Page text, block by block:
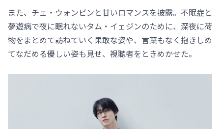
また、チェ・ウォンビンと甘いロマンスを披露。不眠症と
夢遊病で夜に眠れないタム・イェジンのために、深夜に荷
物をまとめて訪ねていく果敢な姿や、言葉もなく抱きしめ
てなだめる優しい姿も見せ、視聴者をときめかせた。